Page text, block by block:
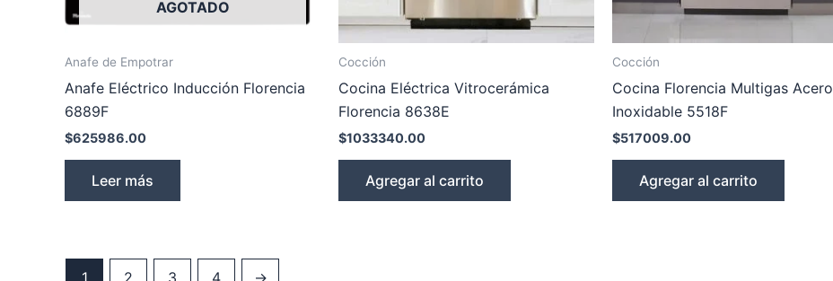
AGOTADO
Anafe de Empotrar
Anafe Eléctrico Inducción Florencia
6889F
$625986.00
Leer más
Cocción
Cocina Eléctrica Vitrocerámica
Florencia 8638E
$1033340.00
Agregar al carrito
Cocción
Cocina Florencia Multigas Acero
Inoxidable 5518F
$517009.00
Agregar al carrito
1 2 3 4 →